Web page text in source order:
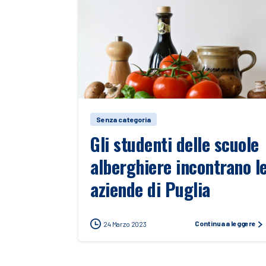
Senza categoria
Gli studenti delle scuole
alberghiere incontrano
aziende di Puglia
24 Marzo 2023 Continua a leggere